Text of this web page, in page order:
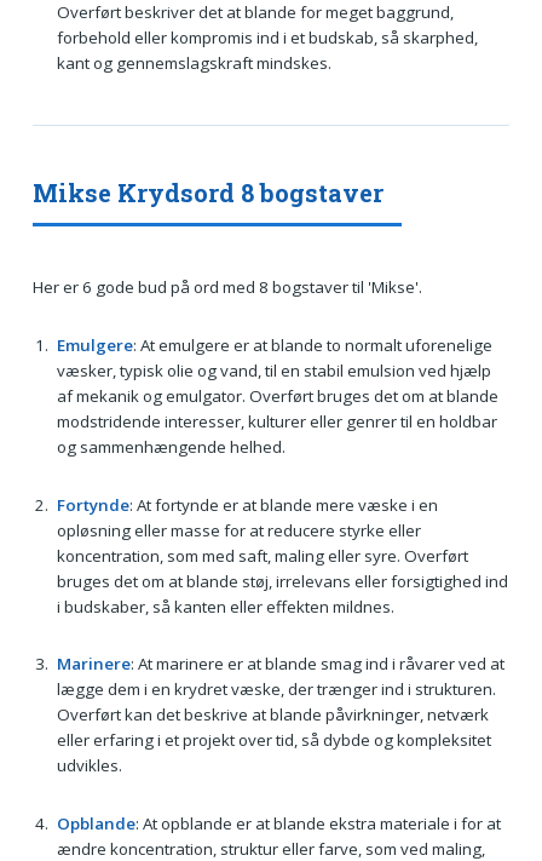
Overført beskriver det at blande for meget baggrund,
forbehold eller kompromis ind i et budskab, så skarphed,
kant og gennemslagskraft mindskes.
Mikse Krydsord 8 bogstaver
Her er 6 gode bud på ord med 8 bogstaver til 'Mikse'.
Emulgere: At emulgere er at blande to normalt uforenelige
væsker, typisk olie og vand, til en stabil emulsion ved hjælp
af mekanik og emulgator. Overført bruges det om at blande
modstridende interesser, kulturer eller genrer til en holdbar
og sammenhængende helhed.
Fortynde: At fortynde er at blande mere væske i en
opløsning eller masse for at reducere styrke eller
koncentration, som med saft, maling eller syre. Overført
bruges det om at blande støj, irrelevans eller forsigtighed ind
i budskaber, så kanten eller effekten mildnes.
Marinere: At marinere er at blande smag ind i råvarer ved at
lægge dem i en krydret væske, der trænger ind i strukturen.
Overført kan det beskrive at blande påvirkninger, netværk
eller erfaring i et projekt over tid, så dybde og kompleksitet
udvikles.
Opblande: At opblande er at blande ekstra materiale i for at
ændre koncentration, struktur eller farve, som ved maling,